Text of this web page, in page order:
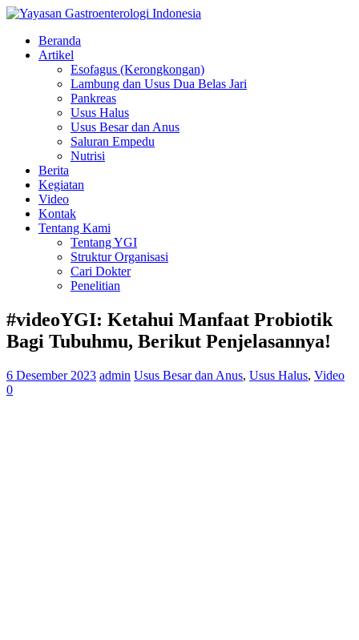
Beranda
Artikel
Esofagus (Kerongkongan)
Lambung dan Usus Dua Belas Jari
Pankreas
Usus Halus
Usus Besar dan Anus
Saluran Empedu
Nutrisi
Berita
Kegiatan
Video
Kontak
Tentang Kami
Tentang YGI
Struktur Organisasi
Cari Dokter
Penelitian
#videoYGI: Ketahui Manfaat Probiotik
Bagi Tubuhmu, Berikut Penjelasannya!
6 Desember 2023 admin Usus Besar dan Anus, Usus Halus, Video
0